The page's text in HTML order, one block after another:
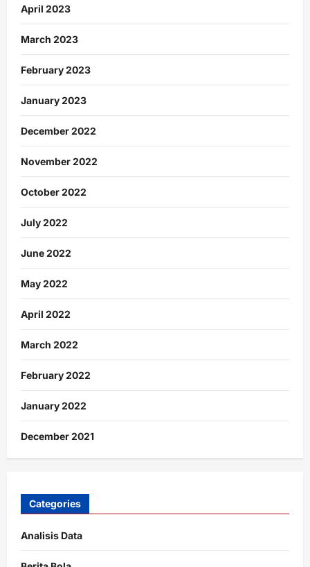
April 2023
March 2023
February 2023
January 2023
December 2022
November 2022
October 2022
July 2022
June 2022
May 2022
April 2022
March 2022
February 2022
January 2022
December 2021
Categories
Analisis Data